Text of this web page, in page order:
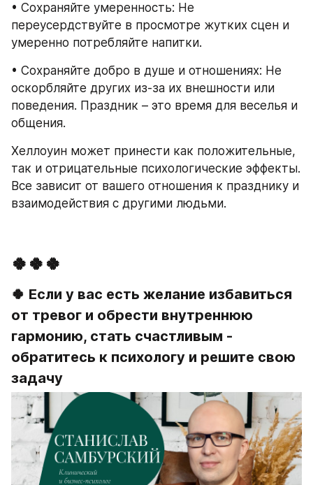
• Сохраняйте умеренность: Не
переусердствуйте в просмотре жутких сцен и
умеренно потребляйте напитки.
• Сохраняйте добро в душе и отношениях: Не
оскорбляйте других из-за их внешности или
поведения. Праздник – это время для веселья и
общения.
Хеллоуин может принести как положительные,
так и отрицательные психологические эффекты.
Все зависит от вашего отношения к празднику и
взаимодействия с другими людьми.
🍀🍀🍀
🍀 Если у вас есть желание избавиться
от тревог и обрести внутреннюю
гармонию, стать счастливым -
обратитесь к психологу и решите свою
задачу